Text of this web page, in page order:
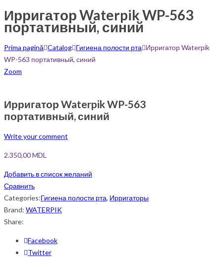
Ирригатор Waterpik WP-563
портативный, синий
Prima pagină Catalog Гигиена полости рта Ирригатор Waterpik
WP-563 портативный, синий
Zoom
Ирригатор Waterpik WP-563
портативный, синий
Write your comment
2.350,00MDL
Добавить в список желаний
Сравнить
Categories:Гигиена полости рта, Ирригаторы
Brand: WATERPIK
Share:
Facebook
Twitter